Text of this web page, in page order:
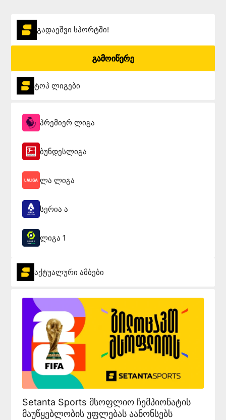
გადაეშვი სპორტში!
გამოიწერე
ტოპ ლიგები
პრემიერ ლიგა
ბუნდესლიგა
ლა ლიგა
სერია ა
ლიგა 1
აქტუალური ამბები
Setanta Sports მსოფლიო ჩემპიონატის
მაუწყებლობის უფლებას აანონსებს